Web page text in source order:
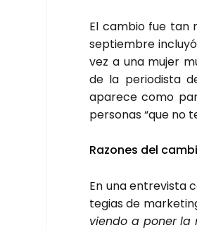
El cam­bio fue tan
sep­tiem­bre
vez a una mujer
de la perio­dis­ta
apa­re­ce como
per­so­nas “que no
Razo­nes del
En una entre­vis­ta
te­gias de
vien­do a poner la